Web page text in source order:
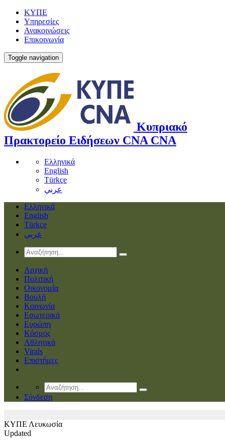
ΚΥΠΕ
Υπηρεσίες
Ανακοινώσεις
Επικοινωνία
Toggle navigation
Κυπριακό
Πρακτορείο Ειδήσεων CNA CNA
Ελληνικά
English
Türkçe
عربي
Ελληνικά
English
Türkçe
عربي
Αρχική
Πολιτική
Οικονομία
Βουλή
Κοινωνία
Εσωτερικά
Ευρώπη
Κόσμος
Αθλητικά
Virals
Επιστήμες
Σύνδεση
ΚΥΠΕ Λευκωσία
Updated